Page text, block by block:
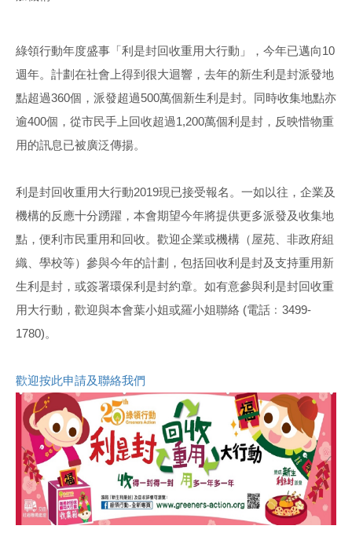
綠領行動年度盛事「利是封回收重用大行動」，今年已邁向10
週年。計劃在社會上得到很大迴響，去年的新生利是封派發地
點超過360個，派發超過500萬個新生利是封。同時收集地點亦
逾400個，從市民手上回收超過1,200萬個利是封，反映惜物重
用的訊息已被廣泛傳揚。
利是封回收重用大行動2019現已接受報名。一如以往，企業及
機構的反應十分踴躍，本會期望今年將提供更多派發及收集地
點，便利市民重用和回收。歡迎企業或機構（屋苑、非政府組
織、學校等）參與今年的計劃，包括回收利是封及支持重用新
生利是封，或簽署環保利是封約章。如有意參與利是封回收重
用大行動，歡迎與本會葉小姐或羅小姐聯絡 (電話﹕3499-
1780)。
歡迎按此申請及聯絡我們